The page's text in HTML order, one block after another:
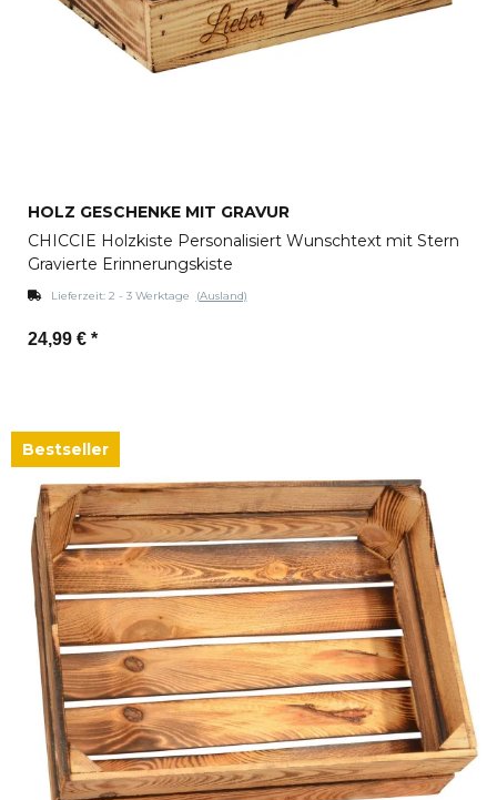
HOLZ GESCHENKE MIT GRAVUR
CHICCIE Holzkiste Personalisiert Wunschtext mit Stern
Gravierte Erinnerungskiste
Lieferzeit: 2 - 3 Werktage (Ausland)
24,99 € *
Bestseller